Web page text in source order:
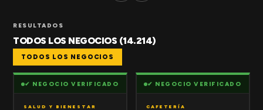
RESULTADOS
TODOS LOS NEGOCIOS (14.214)
TODOS LOS NEGOCIOS
✔ NEGOCIO VERIFICADO
SALUD Y BIENESTAR
✔ NEGOCIO VERIFICADO
CAFETERÍA